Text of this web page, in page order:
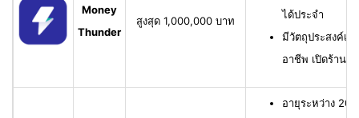
Money
Thunder
สูงสุด 1,000,000 บาท
ได้ประจำ
มีวัตถุประสงค์เพื่
อาชีพ เปิดร้าน
อายุระหว่าง